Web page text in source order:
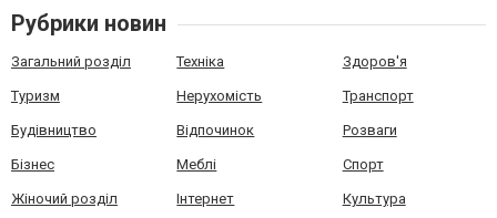
Рубрики новин
Загальний розділ Техніка Здоров'я
Туризм Нерухомість Транспорт
Будівництво Відпочинок Розваги
Бізнес Меблі Спорт
Жіночий розділ Інтернет Культура